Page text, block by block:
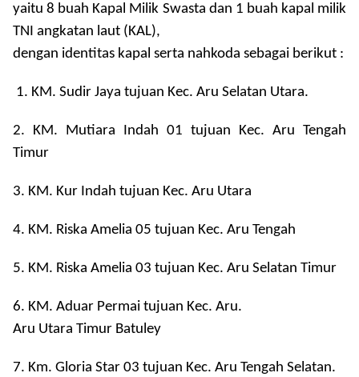
yaitu 8 buah Kapal Milik Swasta dan 1 buah kapal milik
TNI angkatan laut (KAL),
dengan identitas kapal serta nahkoda sebagai berikut :
1. KM. Sudir Jaya tujuan Kec. Aru Selatan Utara.
2. KM. Mutiara Indah 01 tujuan Kec. Aru Tengah
Timur
3. KM. Kur Indah tujuan Kec. Aru Utara
4. KM. Riska Amelia 05 tujuan Kec. Aru Tengah
5. KM. Riska Amelia 03 tujuan Kec. Aru Selatan Timur
6. KM. Aduar Permai tujuan Kec. Aru.
Aru Utara Timur Batuley
7. Km. Gloria Star 03 tujuan Kec. Aru Tengah Selatan.